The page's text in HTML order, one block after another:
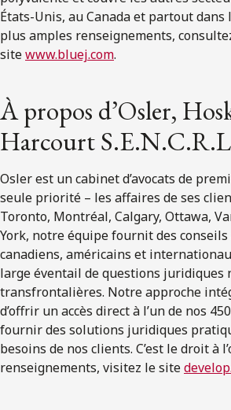
États-Unis, au Canada et partout dans
plus amples renseignements,
sitewww.bluej.com.
À propos d’Osler,
Harcourt
Osler est un cabinet d’avocats de
seule priorité – les affaires de ses
Toronto, Montréal, Calgary, Ottawa,
York, notre équipe fournit des conseils
canadiens, américains et
large éventail de questions juridiques
transfrontalières. Notre approche
d’offrir un accès direct à l’un de nos
fournir des solutions juridiques
besoins de nos clients. C’est le droit à
renseignements, visitez le site